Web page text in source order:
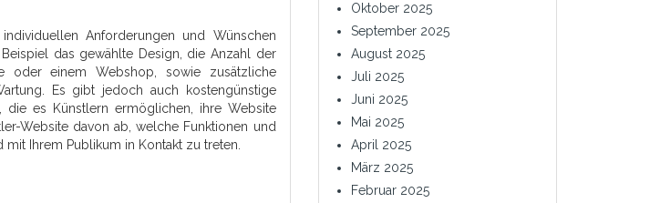
Anforderungen und Wünschen
das gewählte Design, die Anzahl der
oder einem Webshop, sowie zusätzliche
Es gibt jedoch auch kostengünstige
die es Künstlern ermöglichen, ihre Website
Website davon ab, welche Funktionen und
Ihrem Publikum in Kontakt zu treten.
Oktober 2025
September 2025
August 2025
Juli 2025
Juni 2025
Mai 2025
April 2025
März 2025
Februar 2025